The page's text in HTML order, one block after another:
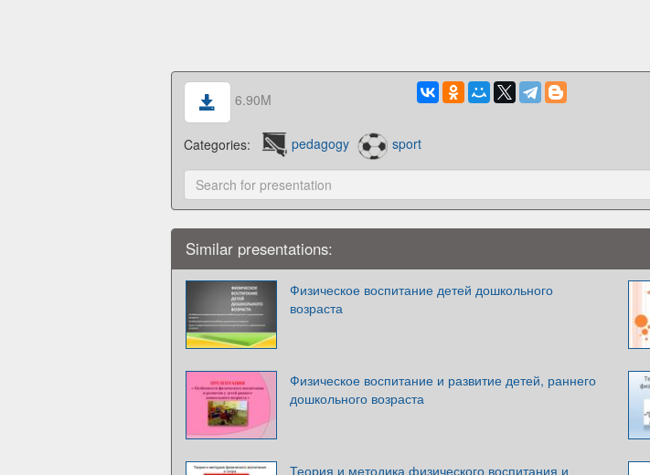
6.90M
Categories: pedagogy sport
Similar presentations:
Физическое воспитание детей дошкольного
возраста
Физическое воспитание и развитие детей, раннего
дошкольного возраста
Теория и методика физического воспитания и